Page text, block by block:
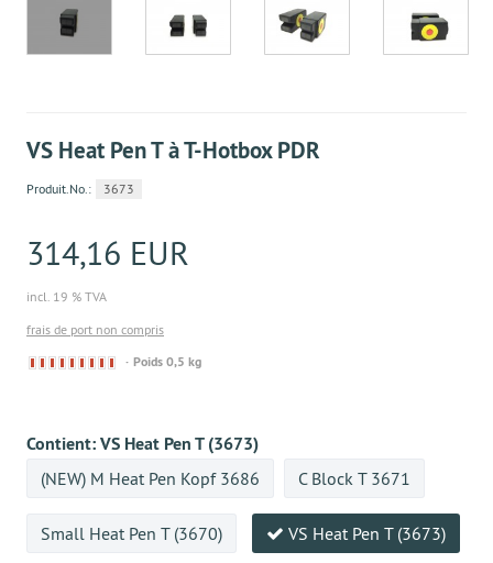
VS Heat Pen T à T-Hotbox PDR
Produit.No.: 3673
314,16 EUR
incl. 19 % TVA
frais de port non compris
Derzeit
Poids 0,5 kg
Contient:VS Heat Pen T (3673)
(NEW) M Heat Pen Kopf 3686 C Block T 3671
Small Heat Pen T (3670) VS Heat Pen T (3673)